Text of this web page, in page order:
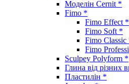
Моделін Cernit *
Fimo *
Fimo Effect *
Fimo Soft *
Fimo Classic
Fimo
Sculpey Polyform *
Глина від різних
Пластилін *